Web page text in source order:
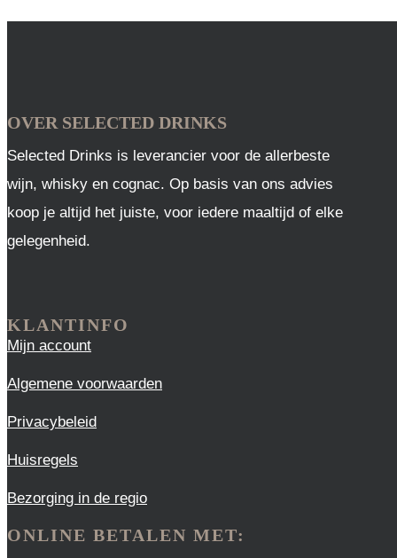
prijs
prijs
OVER SELECTED DRINKS
Selected Drinks is leverancier voor de allerbeste
wijn, whisky en cognac. Op basis van ons advies
koop je altijd het juiste, voor iedere maaltijd of elke
gelegenheid.
KLANTINFO
Mijn account
Algemene voorwaarden
Privacybeleid
Huisregels
Bezorging in de regio
ONLINE BETALEN MET: